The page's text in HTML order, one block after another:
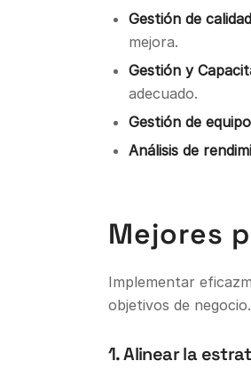
Gestión de calidad
mejora.
Gestión y
adecuado.
Gestión de
Análisis de
Mejores
Implementar
objetivos de
1. Alinear la